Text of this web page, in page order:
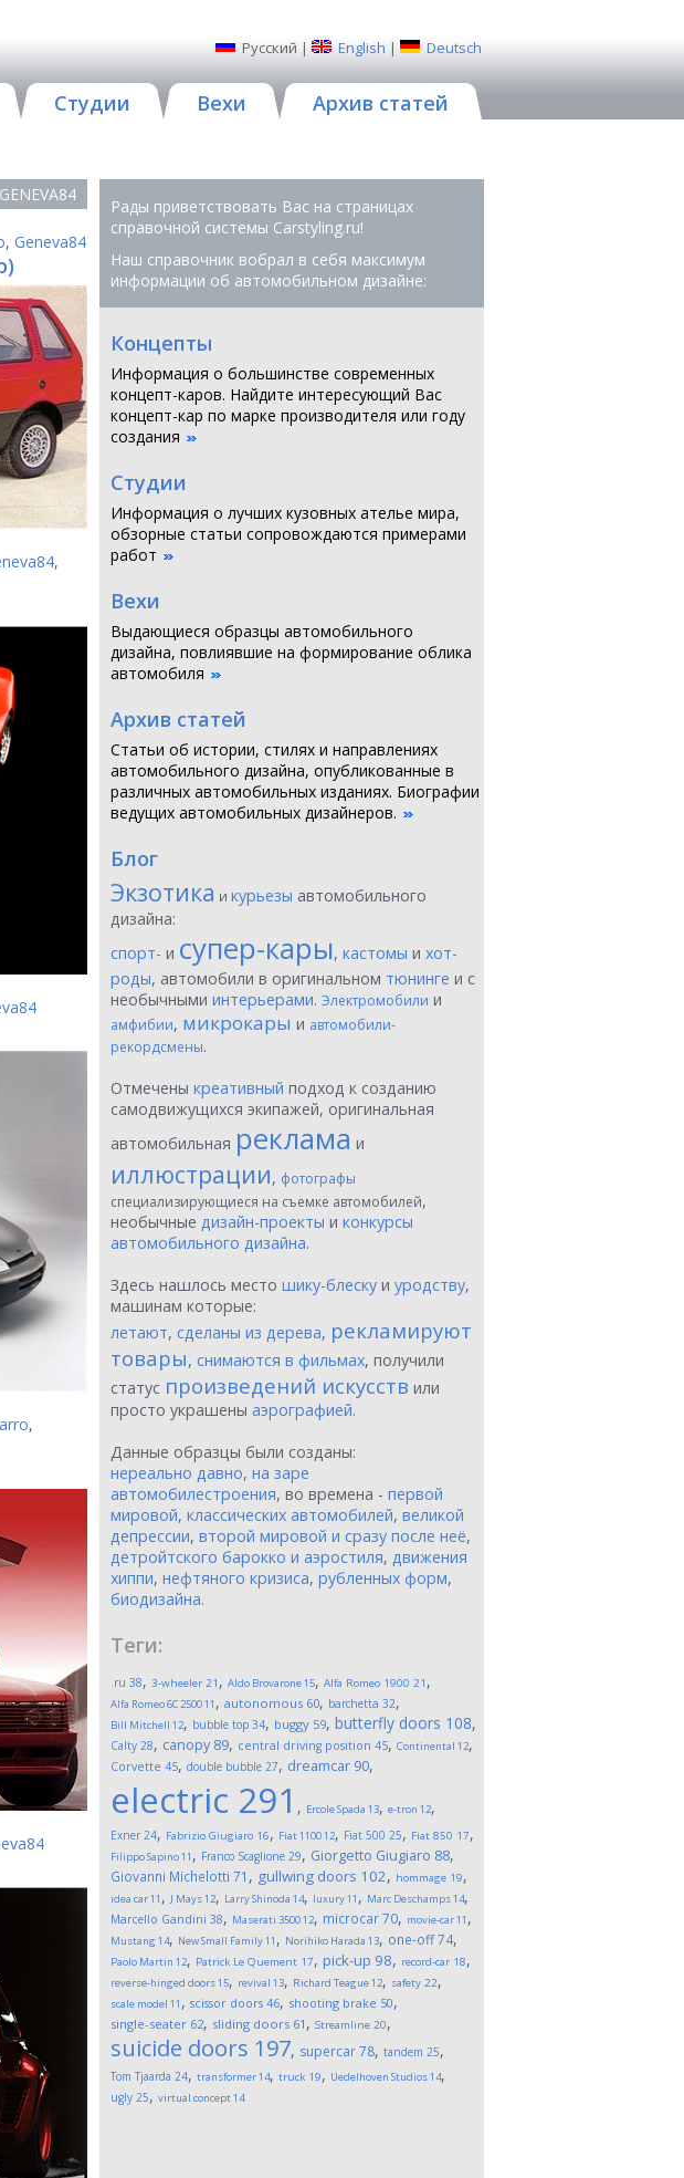
Русский | English | Deutsch
Студии Вехи Архив статей
GENEVA84
, Geneva84
,
,
Рады приветствовать Вас на страницах
справочной системы Сarstyling.ru!
Наш справочник вобрал в себя максимум
информации об автомобильном дизайне:
Концепты
Информация о большинстве современных
концепт-каров. Найдите интересующий Вас
концепт-кар по марке производителя или году
создания
Студии
Информация о лучших кузовных ателье мира,
обзорные статьи сопровождаются примерами
работ
Вехи
Выдающиеся образцы автомобильного
дизайна, повлиявшие на формирование облика
автомобиля
Архив статей
Статьи об истории, стилях и направлениях
автомобильного дизайна, опубликованные в
различных автомобильных изданиях. Биографии
ведущих автомобильных дизайнеров.
Блог
Экзотика и курьезы автомобильного
дизайна:
спорт- и супер-кары, кастомы и хот-
роды, автомобили в оригинальном тюнинге и с
необычными интерьерами. Электромобили и
амфибии, микрокары и автомобили-
рекордсмены.
Отмечены креативный подход к созданию
самодвижущихся экипажей, оригинальная
автомобильная реклама и
иллюстрации, фотографы
специализирующиеся на съемке автомобилей,
необычные дизайн-проекты и конкурсы
автомобильного дизайна.
Здесь нашлось место шику-блеску и уродству,
машинам которые:
летают, сделаны из дерева, рекламируют
товары, снимаются в фильмах, получили
статус произведений искусств или
просто украшены аэрографией.
Данные образцы были созданы:
нереально давно, на заре
автомобилестроения, во времена - первой
мировой, классических автомобилей, великой
депрессии, второй мировой и сразу после неё,
детройтского барокко и аэростиля, движения
хиппи, нефтяного кризиса, рубленных форм,
биодизайна.
Теги:
.ru 38, 3-wheeler 21 , Aldo Brovarone15, Alfa Romeo 1900 21 ,
Alfa Romeo 6C 250011 , autonomous 60, barchetta 32,
Bill Mitchell 12, bubble top 34, buggy 59, butterfly doors 108,
Calty 28, canopy 89, central driving position 45, Continental 12,
Corvette 45, double bubble 27, dreamcar 90,
electric 291 , Ercole Spada 13, e-tron 12,
Exner 24, Fabrizio Giugiaro 16, Fiat 110012, Fiat 500 25, Fiat 850 17,
Filippo Sapino11 , Franco Scaglione 29, Giorgetto Giugiaro 88,
Giovanni Michelotti 71 , gullwing doors 102, hommage 19,
idea car11 , J Mays12, Larry Shinoda 14, luxury11 , Marc Deschamps14,
Marcello Gandini 38, Maserati 350012, microcar70, movie-car11 ,
Mustang 14, New Small Family11 , Norihiko Harada 13, one-off74,
Paolo Martin 12, Patrick Le Quement 17, pick-up 98, record-car 18,
reverse-hinged doors15, revival 13, Richard Teague12, safety 22,
scale model 11 , scissor doors 46, shooting brake 50,
single-seater 62, sliding doors 61 , Streamline 20,
suicide doors 197, supercar78, tandem 25,
Tom Tjaarda 24, transformer14, truck 19, Uedelhoven Studios14,
ugly 25, virtual concept14